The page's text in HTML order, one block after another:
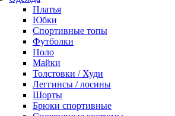
Платья
Юбки
Спортивные топы
Футболки
Поло
Майки
Толстовки / Худи
Леггинсы / лосины
Шорты
Брюки спортивные